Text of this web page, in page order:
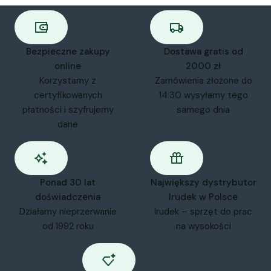
Bezpieczne zakupy
online
Korzystamy z
certyfikowanych
płatności i szyfrujemy
dane
Dostawa gratis od
2000 zł
Zamówienia złożone do
14:30 wysyłamy tego
samego dnia
Ponad 30 lat
doświadczenia
Działamy nieprzerwanie
od 1992 roku
Największy dystrybutor
Irudek w Polsce
Irudek – sprzęt do prac
na wysokości